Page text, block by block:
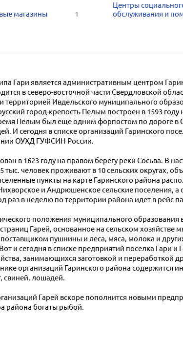
магазины 1
Центры
обслуживания и
Гари является административным центром
в северо-восточной части Свердловской
территорией Ивдельского муниципального
город-крепость Пелым построен в 1593
Пелым был еще одним форпостом по дороге в
И сегодня в списке организаций Гаринского
ОУХД ГУФСИН России.
в 1623 году на правом берегу реки Сосьва. В
тыс. человек проживают в 10 сельских округах,
пункты на карте Гаринского района
и Андрюшенское сельские поселения, а
раз в неделю по территории района идет в рейс
положения муниципального
Гарей, основанное на сельском
пушнины и леса, мяса, молока и
и сегодня в списке предприятий поселка Гари
занимающихся заготовкой и переработкой
организаций Гаринского района
свиней, лошадей.
Гарей вскоре пополнится новыми
района богаты рыбой.